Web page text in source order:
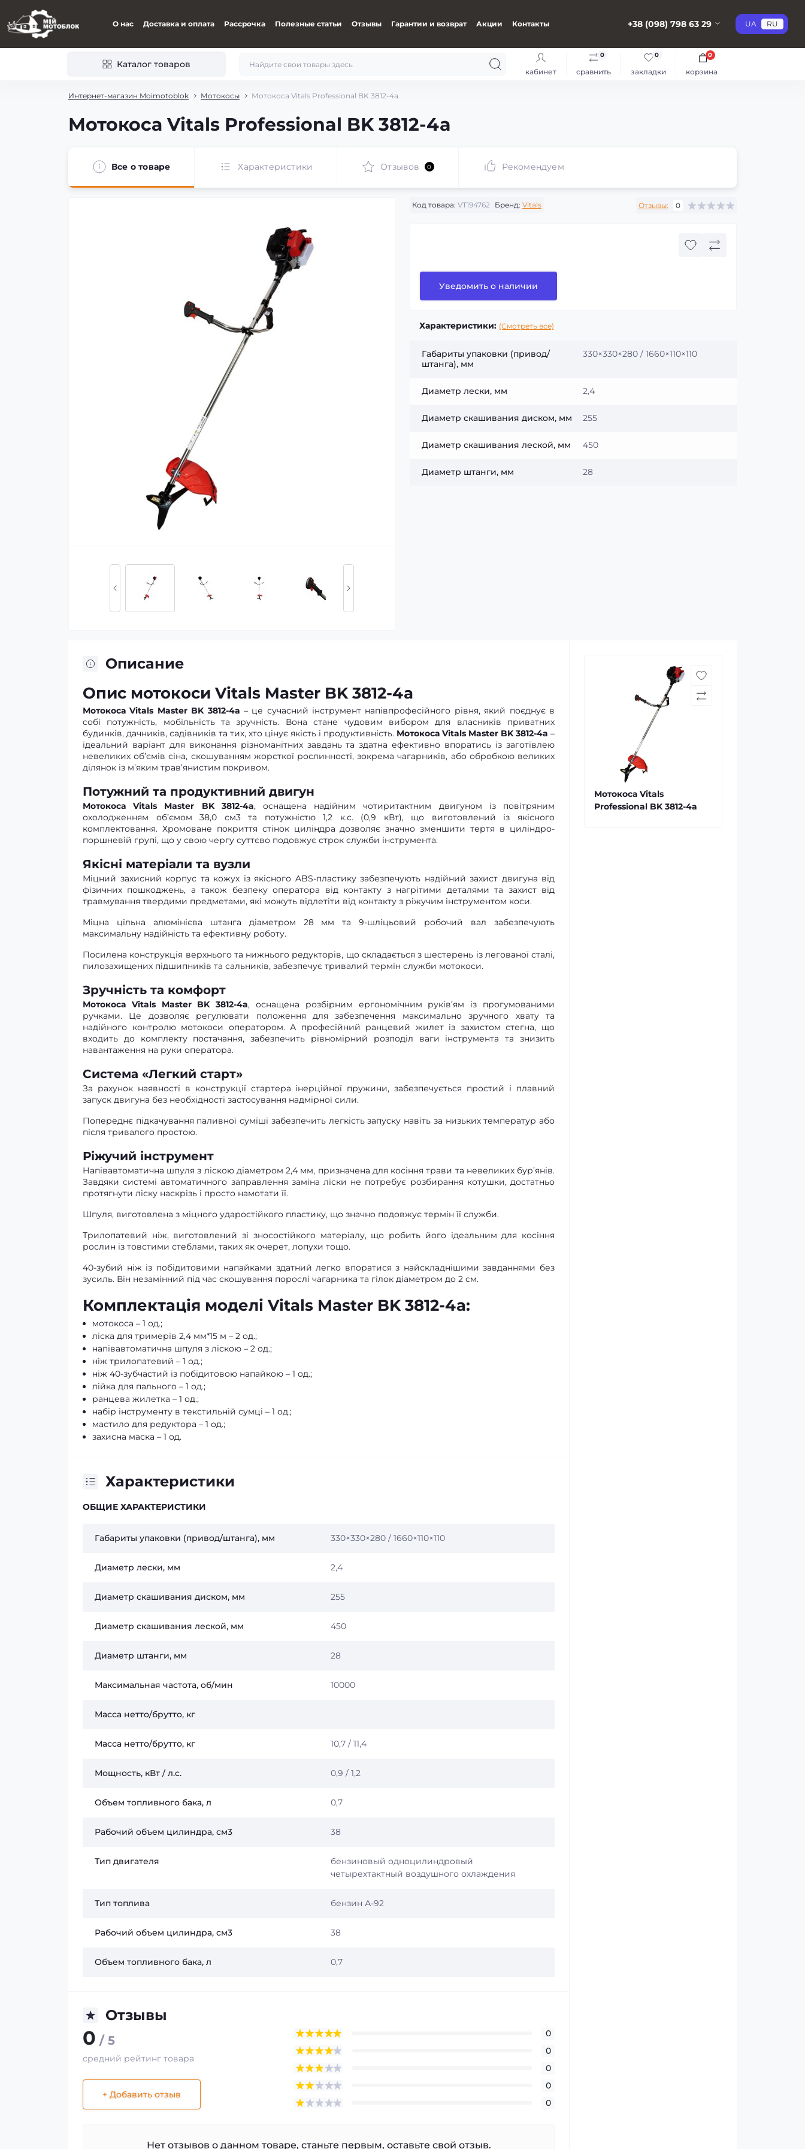
О нас Доставка и оплата Рассрочка Полезные статьи Отзывы Гарантии и возврат Акции Контакты +38 (098) 798 63 29 UA RU
Каталог товаров
кабинет сравнить
0
закладки
0
корзина
0
Интернет-магазин Moimotoblok Мотокосы Мотокоса Vitals Professional BK 3812-4a
Мотокоса Vitals Professional BK 3812-4a
Все о товаре Характеристики Отзывов 0 Рекомендуем
Код товара: VT194762 Бренд: Vitals Отзывы: 0
Уведомить о наличии
Характеристики: (Смотреть все)
Габариты упаковки (привод/
штанга), мм
330×330×280 / 1660×110×110
Диаметр лески, мм 2,4
Диаметр скашивания диском, мм 255
Диаметр скашивания леской, мм 450
Диаметр штанги, мм 28
Описание
Опис мотокоси Vitals Master BK 3812-4a
Мотокоса Vitals Master BK 3812-4a – це сучасний інструмент напівпрофесійного рівня, який поєднує в
собі потужність, мобільність та зручність. Вона стане чудовим вибором для власників приватних
будинків, дачників, садівників та тих, хто цінує якість і продуктивність. Мотокоса Vitals Master BK 3812-4a –
ідеальний варіант для виконання різноманітних завдань та здатна ефективно впоратись із заготівлею
невеликих об’ємів сіна, скошуванням жорсткої рослинності, зокрема чагарників, або обробкою великих
ділянок із м’яким трав’янистим покривом.
Потужний та продуктивний двигун
Мотокоса Vitals Master BK 3812-4a, оснащена надійним чотиритактним двигуном із повітряним
охолодженням об’ємом 38,0 см3 та потужністю 1,2 к.с. (0,9 кВт), що виготовлений із якісного
комплектовання. Хромоване покриття стінок циліндра дозволяє значно зменшити тертя в циліндро-
поршневій групі, що у свою чергу суттєво подовжує строк служби інструмента.
Якісні матеріали та вузли
Міцний захисний корпус та кожух із якісного ABS-пластику забезпечують надійний захист двигуна від
фізичних пошкоджень, а також безпеку оператора від контакту з нагрітими деталями та захист від
травмування твердими предметами, які можуть відлетіти від контакту з ріжучим інструментом коси.
Міцна цільна алюмінієва штанга діаметром 28 мм та 9-шліцьовий робочий вал забезпечують
максимальну надійність та ефективну роботу.
Посилена конструкція верхнього та нижнього редукторів, що складається з шестерень із легованої сталі,
пилозахищених підшипників та сальників, забезпечує тривалий термін служби мотокоси.
Зручність та комфорт
Мотокоса Vitals Master BK 3812-4a, оснащена розбірним ергономічним руків’ям із прогумованими
ручками. Це дозволяє регулювати положення для забезпечення максимально зручного хвату та
надійного контролю мотокоси оператором. А професійний ранцевий жилет із захистом стегна, що
входить до комплекту постачання, забезпечить рівномірний розподіл ваги інструмента та знизить
навантаження на руки оператора.
Система «Легкий старт»
За рахунок наявності в конструкції стартера інерційної пружини, забезпечується простий і плавний
запуск двигуна без необхідності застосування надмірної сили.
Попереднє підкачування паливної суміші забезпечить легкість запуску навіть за низьких температур або
після тривалого простою.
Ріжучий інструмент
Напівавтоматична шпуля з ліскою діаметром 2,4 мм, призначена для косіння трави та невеликих бур’янів.
Завдяки системі автоматичного заправлення заміна ліски не потребує розбирання котушки, достатньо
протягнути ліску наскрізь і просто намотати її.
Шпуля, виготовлена з міцного ударостійкого пластику, що значно подовжує термін її служби.
Трилопатевий ніж, виготовлений зі зносостійкого матеріалу, що робить його ідеальним для косіння
рослин із товстими стеблами, таких як очерет, лопухи тощо.
40-зубий ніж із побідитовими напайками здатний легко впоратися з найскладнішими завданнями без
зусиль. Він незамінний під час скошування порослі чагарника та гілок діаметром до 2 см.
Комплектація моделі Vitals Master BK 3812-4a:
мотокоса – 1 од.;
ліска для тримерів 2,4 мм*15 м – 2 од.;
напівавтоматична шпуля з ліскою – 2 од.;
ніж трилопатевий – 1 од.;
ніж 40-зубчастий із побідитовою напайкою – 1 од.;
лійка для пального – 1 од.;
ранцева жилетка – 1 од.;
набір інструменту в текстильній сумці – 1 од.;
мастило для редуктора – 1 од.;
захисна маска – 1 од.
Характеристики
ОБЩИЕ ХАРАКТЕРИСТИКИ
Габариты упаковки (привод/штанга), мм 330×330×280 / 1660×110×110
Диаметр лески, мм 2,4
Диаметр скашивания диском, мм 255
Диаметр скашивания леской, мм 450
Диаметр штанги, мм 28
Максимальная частота, об/мин 10000
Масса нетто/брутто, кг
Масса нетто/брутто, кг 10,7 / 11,4
Мощность, кВт / л.с. 0,9 / 1,2
Объем топливного бака, л 0,7
Рабочий объем цилиндра, см3 38
Тип двигателя
бензиновый одноцилиндровый
четырехтактный воздушного охлаждения
Тип топлива бензин А-92
Рабочий объем цилиндра, см3 38
Объем топливного бака, л 0,7
Отзывы
0 / 5
средний рейтинг товара
+ Добавить отзыв
0
0
0
0
0
Нет отзывов о данном товаре, станьте первым, оставьте свой отзыв.
Мотокоса Vitals
Professional BK 3812-4a